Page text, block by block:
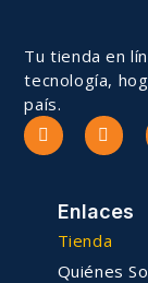
Tu tienda en
tecnología,
país.
Enlaces
Tienda
Quiénes